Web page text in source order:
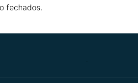
fechados.